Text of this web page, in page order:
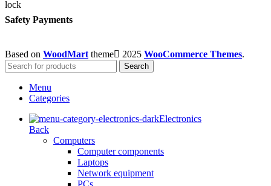
Safety Payments
Based on WoodMart theme 2025 WooCommerce Themes.
Search
Menu
Categories
Electronics
Back
Computers
Computer components
Laptops
Network equipment
PCs